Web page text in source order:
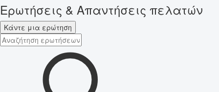
Ερωτήσεις & Απαντήσεις πελατών
Κάντε μια ερώτηση